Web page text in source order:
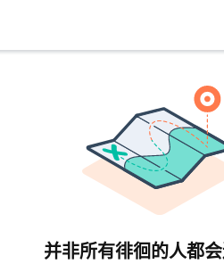
并非所有徘徊的人都会